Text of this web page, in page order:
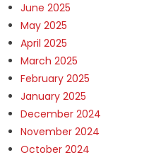
June 2025
May 2025
April 2025
March 2025
February 2025
January 2025
December 2024
November 2024
October 2024